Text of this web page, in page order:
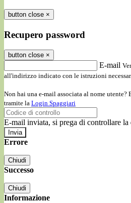
button close ×
Recupero password
button close ×
E-mail
all'indirizzo indicato con le istruzioni
Non hai una e-mail associata al nome utente?
tramite la Login Spaggiari
E-mail inviata, si prega di controllare la
Errore
Chiudi
Successo
Chiudi
Informazione